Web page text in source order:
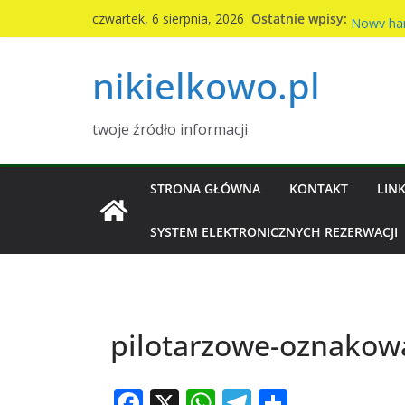
do
czwartek, 6 sierpnia, 2026 Ostatnie wpisy:
Nowy
nikielkowo.pl
twoje źródło informacji
STRONA GŁÓWNA KONTAKT
SYSTEM ELEKTRONICZNYCH REZERWACJI
pilotarzowe-